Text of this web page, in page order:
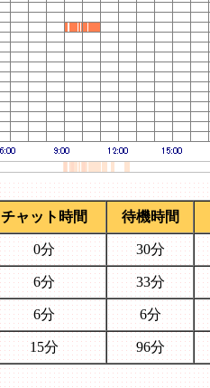
チャット時間 待機時間
0分 30分
6分 33分
6分 6分
15分 96分